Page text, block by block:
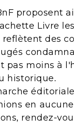
proposent
Livre
des
pas moins à
historique.
en
rendez-